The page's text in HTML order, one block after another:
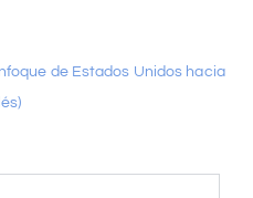
de Estados Unidos hacia